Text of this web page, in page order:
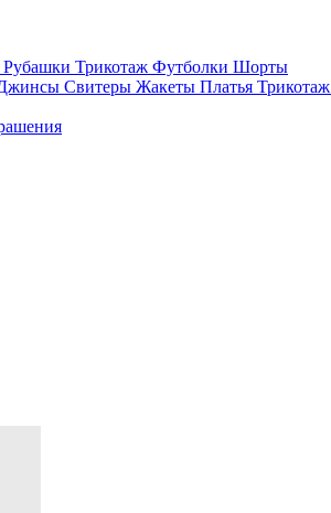
Рубашки Трикотаж Футболки Шорты
Свитеры Жакеты Платья Трикотаж